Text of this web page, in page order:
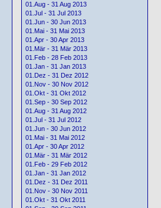
01.Aug - 31 Aug 2013
01.Jul - 31 Jul 2013
01.Jun - 30 Jun 2013
01.Mai - 31 Mai 2013
01.Apr - 30 Apr 2013
01.Mär - 31 Mär 2013
01.Feb - 28 Feb 2013
01.Jan - 31 Jan 2013
01.Dez - 31 Dez 2012
01.Nov - 30 Nov 2012
01.Okt - 31 Okt 2012
01.Sep - 30 Sep 2012
01.Aug - 31 Aug 2012
01.Jul - 31 Jul 2012
01.Jun - 30 Jun 2012
01.Mai - 31 Mai 2012
01.Apr - 30 Apr 2012
01.Mär - 31 Mär 2012
01.Feb - 29 Feb 2012
01.Jan - 31 Jan 2012
01.Dez - 31 Dez 2011
01.Nov - 30 Nov 2011
01.Okt - 31 Okt 2011